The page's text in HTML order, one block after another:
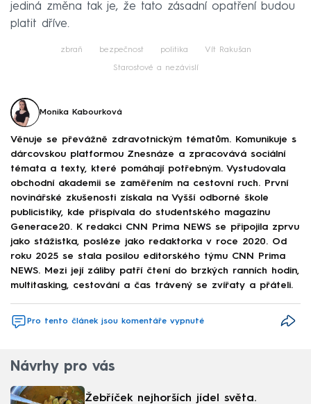
jediná změna tak je, že tato zásadní opatření budou
platit dříve.
zbraň bezpečnost politika Vít Rakušan
Starostové a nezávislí
Monika Kabourková
Věnuje se převážně zdravotnickým tématům. Komunikuje s
dárcovskou platformou Znesnáze a zpracovává sociální
témata a texty, které pomáhají potřebným. Vystudovala
obchodní akademii se zaměřením na cestovní ruch. První
novinářské zkušenosti získala na Vyšší odborné škole
publicistiky, kde přispívala do studentského magazínu
Generace20. K redakci CNN Prima NEWS se připojila zprvu
jako stážistka, posléze jako redaktorka v roce 2020. Od
roku 2025 se stala posilou editorského týmu CNN Prima
NEWS. Mezi její záliby patří čtení do brzkých ranních hodin,
multitasking, cestování a čas trávený se zvířaty a přáteli.
Pro tento článek jsou komentáře vypnuté
Návrhy pro vás
Žebříček nejhorších jídel světa.